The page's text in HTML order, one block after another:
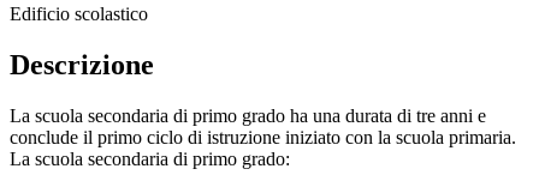
Edificio scolastico
Descrizione
La scuola secondaria di primo grado ha una durata di tre anni e
conclude il primo ciclo di istruzione iniziato con la scuola primaria.
La scuola secondaria di primo grado: